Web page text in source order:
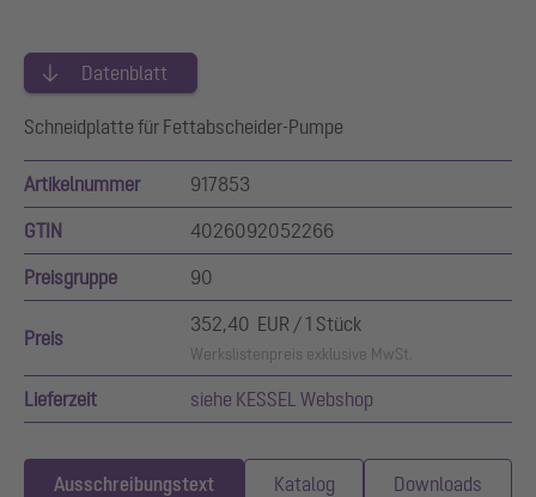
Datenblatt
Schneidplatte für Fettabscheider-Pumpe
Artikelnummer 917853
GTIN 4026092052266
Preisgruppe 90
Preis
352,40 EUR / 1 Stück
Werkslistenpreis exklusive MwSt.
Lieferzeit siehe KESSEL Webshop
Ausschreibungstext Katalog Downloads